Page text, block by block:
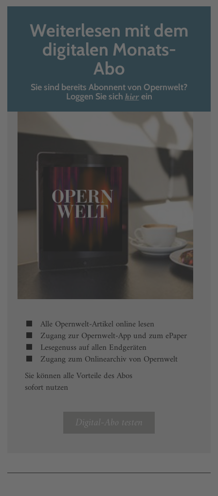
Weiterlesen mit dem
digitalen Monats-
Abo
Sie sind bereits Abonnent von Opernwelt?
Loggen Sie sich hierein
Alle Opernwelt-Artikel online lesen
Zugang zur Opernwelt-App und zum ePaper
Lesegenuss auf allen Endgeräten
Zugang zum Onlinearchiv von Opernwelt
Sie können alle Vorteile des Abos
sofort nutzen
Digital-Abo testen